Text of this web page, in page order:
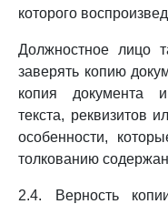
которого
Должностное лицо
заверять копию
копия документа
текста, реквизитов
особенности,
толкованию
2.4. Верность